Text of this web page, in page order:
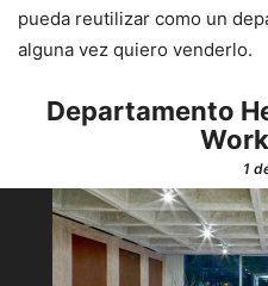
pueda reutilizar como un
alguna vez quiero venderlo.
Departamento
1